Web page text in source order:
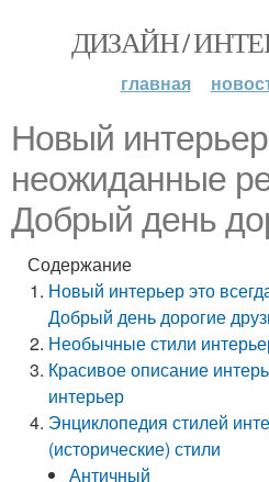
ДИЗАЙН /
главная
Новый интерьер
неожиданные
Добрый день
Содержание
Новый интерьер это
Добрый день дорогие
Необычные стили
Красивое описание
интерьер
Энциклопедия стилей
(исторические) стили
Античный